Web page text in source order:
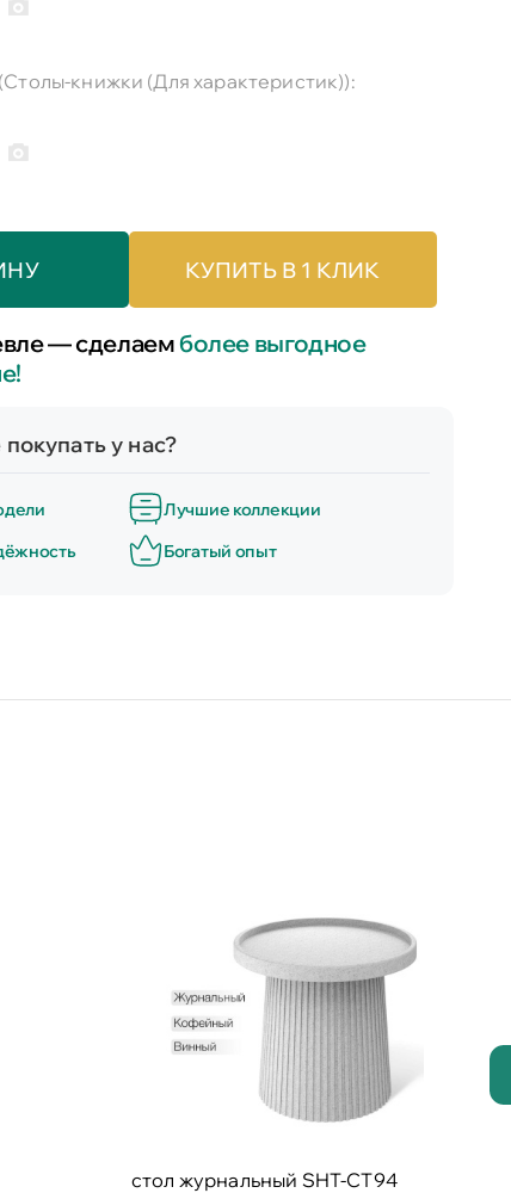
книжки (Для характеристик)):
КУПИТЬ В 1 КЛИК
— сделаемболее выгодное
у нас?
Лучшие коллекции
Богатый опыт
стол журнальный SHT-CT94